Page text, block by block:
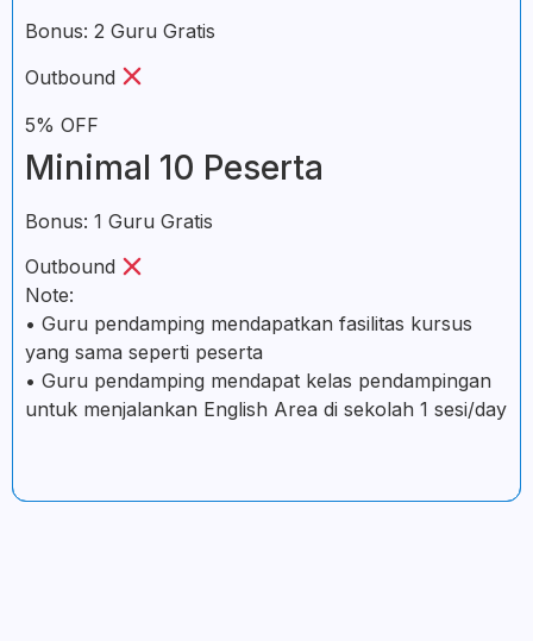
Bonus: 2 Guru Gratis
Outbound
5% OFF
Minimal 10 Peserta
Bonus: 1 Guru Gratis
Outbound
Note:
• Guru pendamping mendapatkan fasilitas kursus
yang sama seperti peserta
• Guru pendamping mendapat kelas pendampingan
untuk menjalankan English Area di sekolah 1 sesi/day